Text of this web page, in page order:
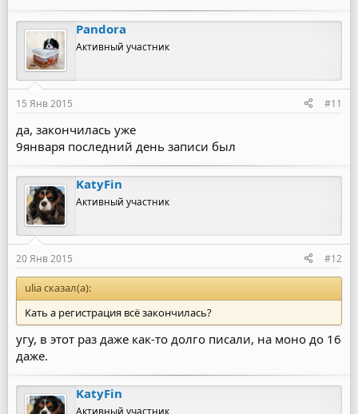
Pandora
Активный участник
15 Янв 2015 #11
да, закончилась уже
9января последний день записи был
KatyFin
Активный участник
20 Янв 2015 #12
ulia сказал(а):
Кать а регистрация всё закончилась?
угу, в этот раз даже как-то долго писали, на моно до 16
даже.
KatyFin
Активный участник